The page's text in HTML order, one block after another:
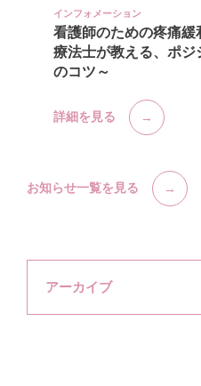
インフォメーション
看護師のための疼痛
療法士が教える、ポ
のコツ～
詳細を見る
お知らせ一覧を見る
アーカイブ